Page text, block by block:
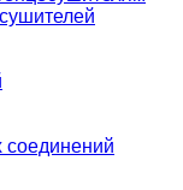
соединений